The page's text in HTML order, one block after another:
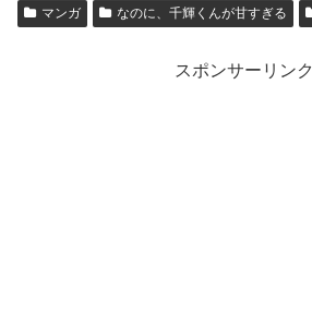
マンガ なのに、千輝くんが甘すぎる
スポンサーリンク